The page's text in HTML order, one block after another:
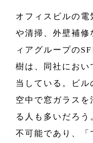
オフィスビルの電
や清掃、外壁補修
ィアグループの
樹は、同社におい
当している。ビル
空中で窓ガラスを
る人も多いだろ
不可能であり、「